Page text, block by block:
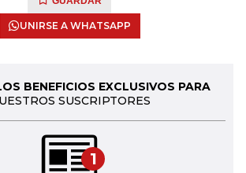
UNIRSE A WHATSAPP
BENEFICIOS EXCLUSIVOS PARA
SUSCRIPTORES
1